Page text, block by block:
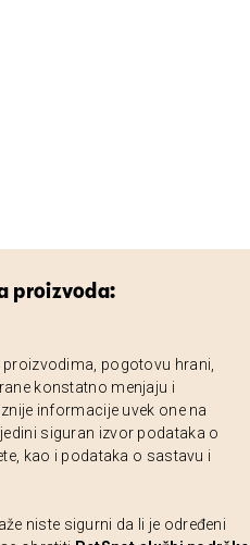
proizvoda:
pogotovu hrani,
konstatno menjaju i
informacije uvek one na
siguran izvor podataka o
kao i podataka o sastavu i
niste sigurni da li je određeni